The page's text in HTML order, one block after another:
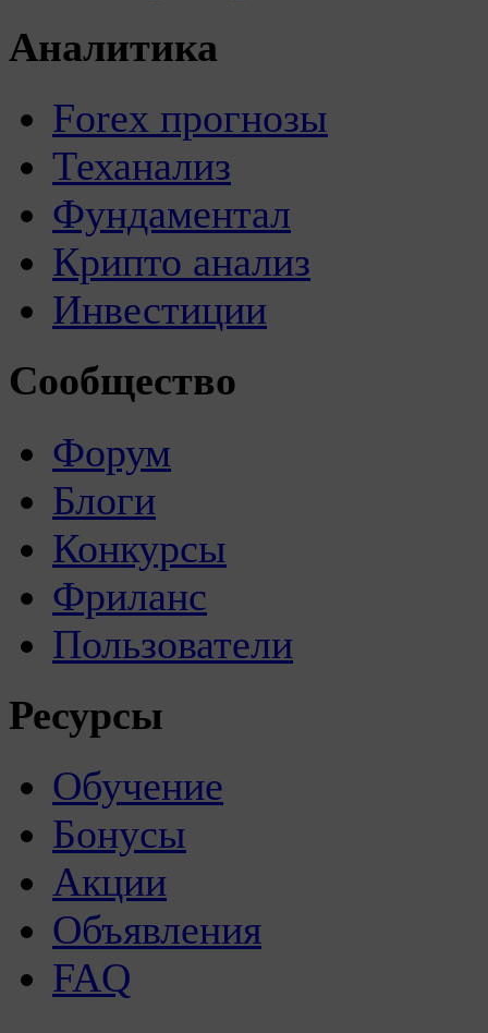
Аналитика
Forex прогнозы
Теханализ
Фундаментал
Крипто анализ
Инвестиции
Сообщество
Форум
Блоги
Конкурсы
Фриланс
Пользователи
Ресурсы
Обучение
Бонусы
Акции
Объявления
FAQ